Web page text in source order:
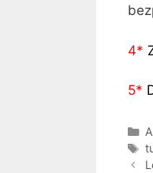
4*
5*